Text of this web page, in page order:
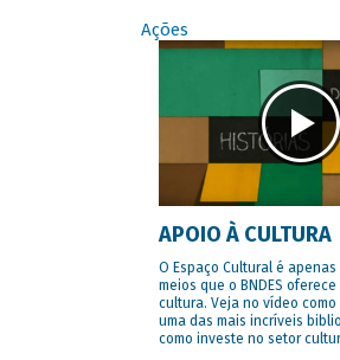
Ações
APOIO À CULTURA
O Espaço Cultural é apenas
meios que o BNDES oferece
cultura. Veja no vídeo como
uma das mais incríveis
como investe no setor